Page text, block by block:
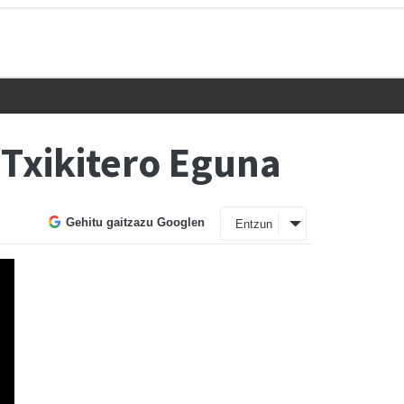
Eguna
Gehitu gaitzazu Googlen Entzun